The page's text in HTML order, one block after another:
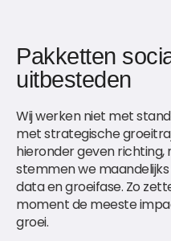
Pakketten
uitbesteden
Wij werken niet met
met strategische
hieronder geven richting,
stemmen we
data en groeifase. Zo
moment de meeste
groei.